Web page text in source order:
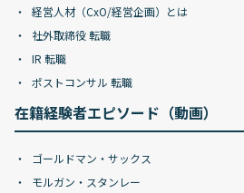
経営人材（CxO/経営企画）とは
社外取締役 転職
IR 転職
ポストコンサル 転職
在籍経験者エピソード（動画）
ゴールドマン・サックス
モルガン・スタンレー